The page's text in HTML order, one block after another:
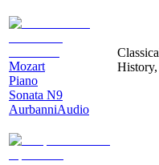
Mozart
Piano
Sonata N9
AurbanniAudio